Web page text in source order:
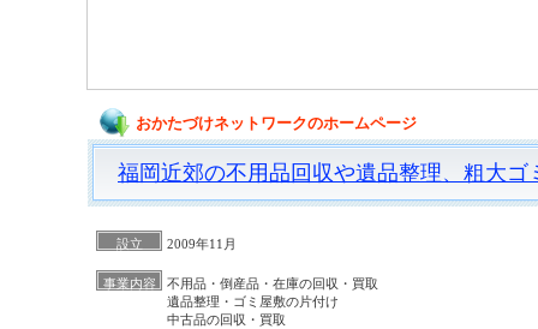
おかたづけネットワークのホームページ
福岡近郊の不用品回収や遺品整理、粗大ゴ
設立 2009年11月
事業内容
不用品・倒産品・在庫の回収・買取
遺品整理・ゴミ屋敷の片付け
中古品の回収・買取